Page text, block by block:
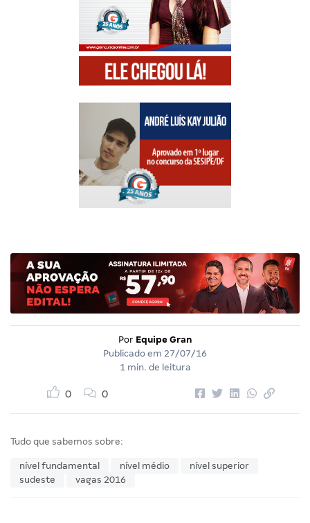
Por Equipe Gran
Publicado em 27/07/16
1 min. de leitura
0 0
Tudo que sabemos sobre:
nível fundamental nível médio
nível superior
sudeste
vagas 2016